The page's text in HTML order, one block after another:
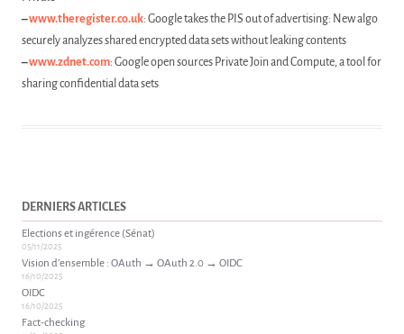
–www.theregister.co.uk: Google takes the PIS out of advertising: New algo
securely analyzes shared encrypted data sets without leaking contents
–www.zdnet.com: Google open sources Private Join and Compute, a tool for
sharing confidential data sets
DERNIERS ARTICLES
Elections et ingérence (Sénat)
05/11/2025
Vision d’ensemble : OAuth → OAuth 2.0 → OIDC
16/10/2025
OIDC
16/10/2025
Fact-checking